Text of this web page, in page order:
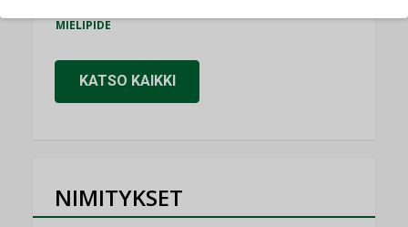
MIELIPIDE
KATSO KAIKKI
NIMITYKSET